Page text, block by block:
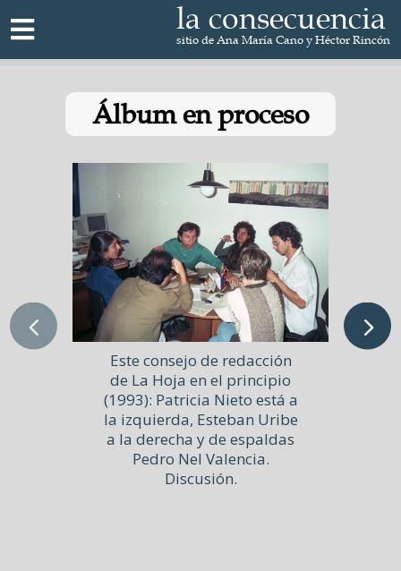
 la consecuencia
sitio de Ana María Cano y Héctor Rincón
Álbum en proceso
Este consejo de redacción
de La Hoja en el principio
(1993): Patricia Nieto está a
la izquierda, Esteban Uribe
a la derecha y de espaldas
Pedro Nel Valencia.
Discusión.